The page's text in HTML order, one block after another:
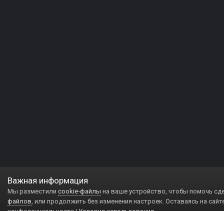
Важная информация
Мы разместили cookie-файлы на ваше устройство, чтобы помочь
файлов, или продолжить без изменения настроек. Оставаясь на